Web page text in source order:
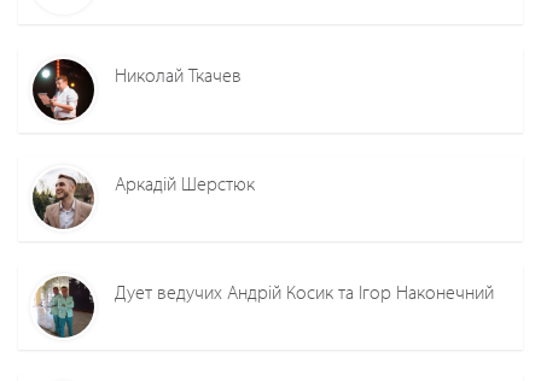
Николай Ткачев
Аркадій Шерстюк
Дует ведучих Андрій Косик та Ігор Наконечний